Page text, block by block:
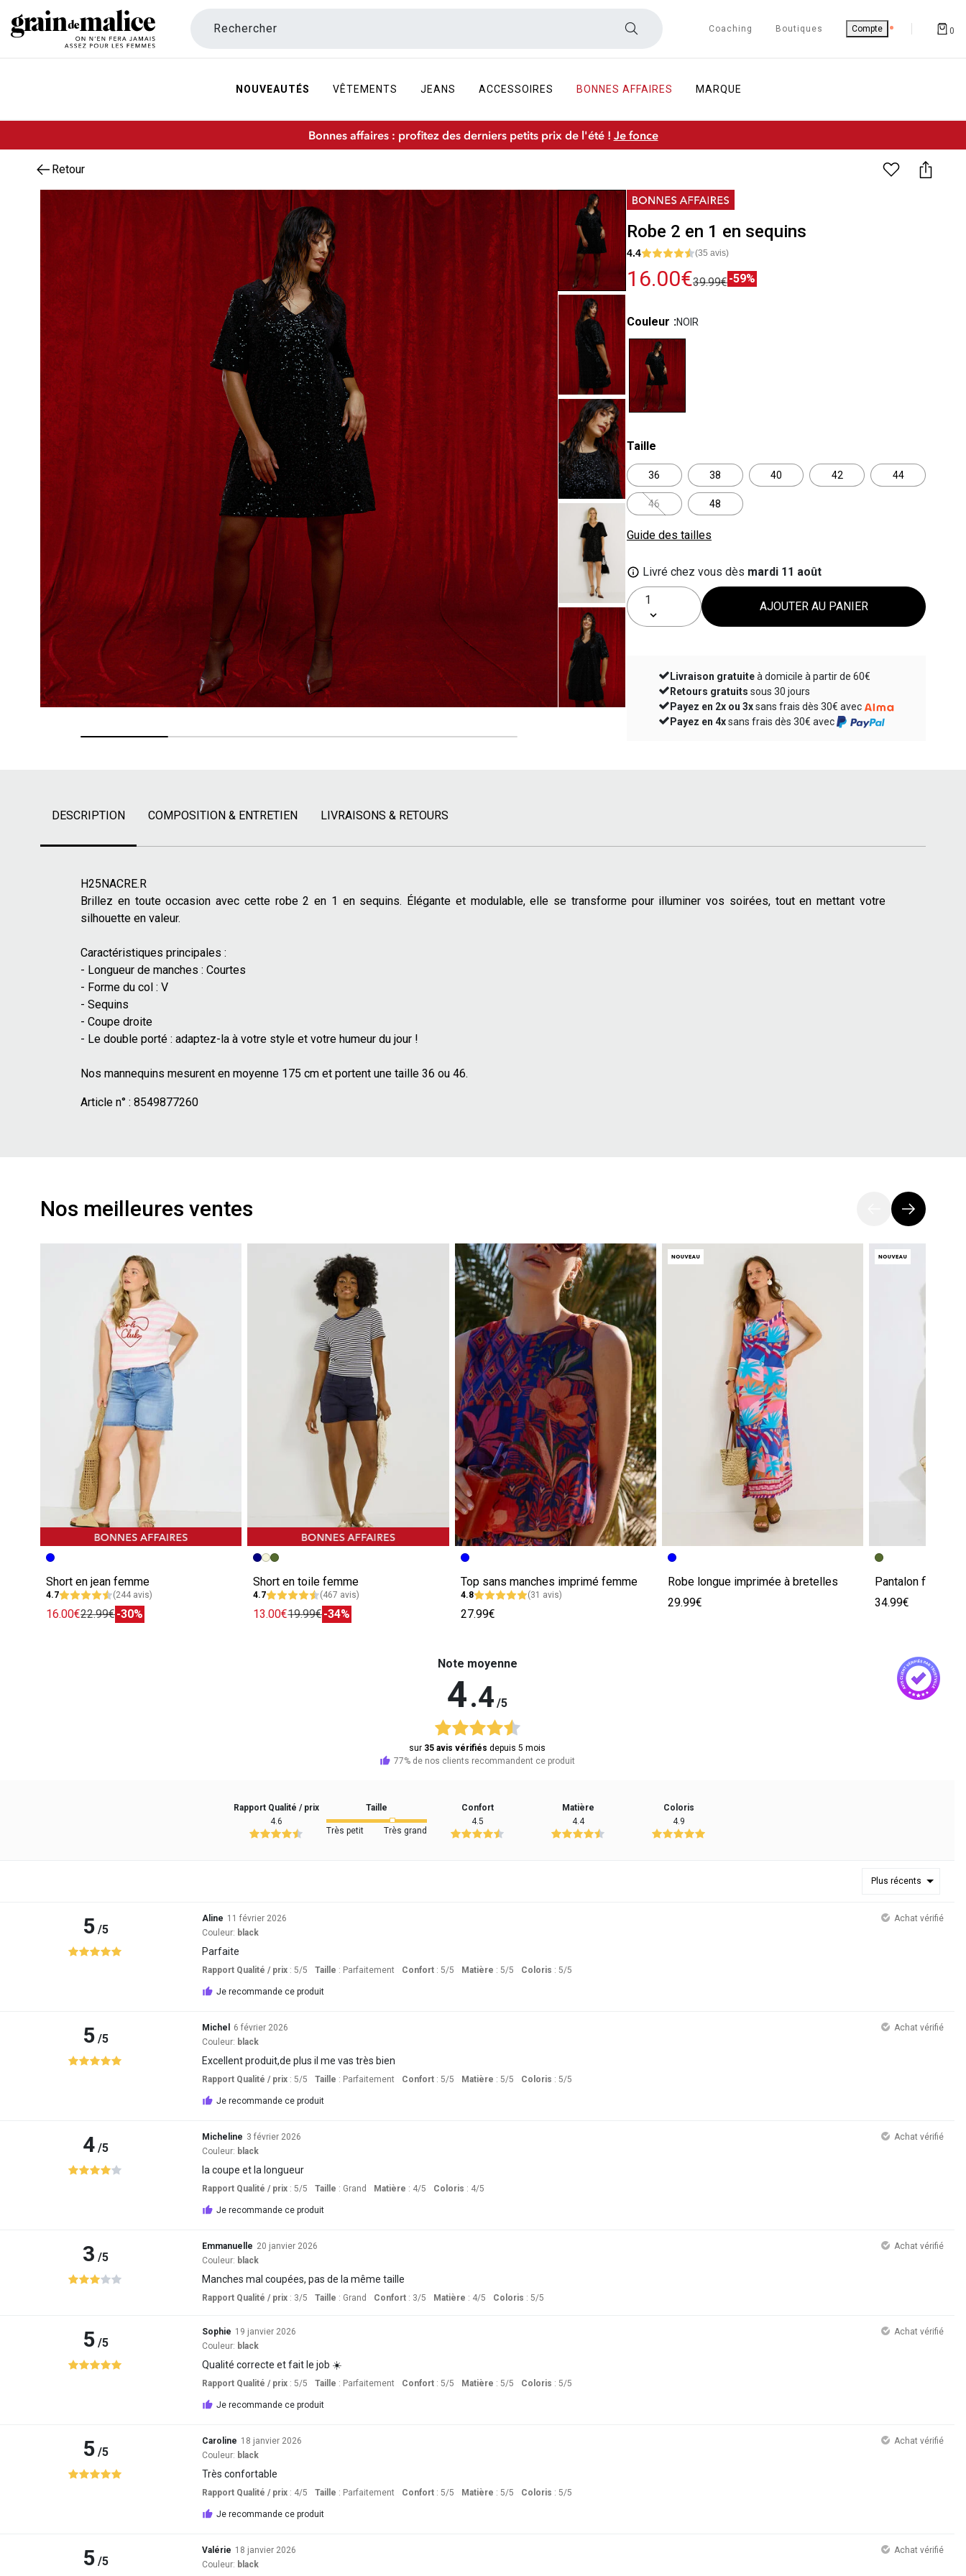
Rechercher Coaching Boutiques Compte 0
NOUVEAUTÉS VÊTEMENTS JEANS ACCESSOIRES BONNES AFFAIRES MARQUE
Bonnes affaires : profitez des derniers petits prix de l'été ! Je fonce
Retour
Robe 2 en 1 en sequins
4.4 (35 avis)
16.00€39.99€-59%
Couleur NOIR
Taille
36 38 40 42 44
46 48
Guide des tailles
Livré chez vous dès mardi 11 août
AJOUTER AU PANIER
Livraison gratuite
à domicile à partir de 60€
Retours gratuits
sous 30 jours
Payez en 2x ou 3x
sans frais dès 30€ avec
Payez en 4x
sans frais dès 30€ avec
DESCRIPTION COMPOSITION & ENTRETIEN LIVRAISONS & RETOURS
H25NACRE.R
Brillez en toute occasion avec cette robe 2 en 1 en sequins. Élégante et modulable, elle se transforme pour illuminer vos soirées, tout en mettant votre
silhouette en valeur.
Caractéristiques principales :
- Longueur de manches : Courtes
- Forme du col : V
- Sequins
- Coupe droite
- Le double porté : adaptez-la à votre style et votre humeur du jour !
Nos mannequins mesurent en moyenne 175 cm et portent une taille 36 ou 46.
Article n° : 8549877260
Nos meilleures ventes
Short en jean femme
4.7 (244 avis)
16.00€22.99€-30%
Short en toile femme
4.7 (467 avis)
13.00€19.99€-34%
Top sans manches imprimé femme
4.8 (31 avis)
27.99€
Robe longue imprimée à bretelles
29.99€
Pantalon fluide
34.99€
Note moyenne
4.4 /5
sur 35 avis vérifiés depuis 5 mois
77% de nos clients recommandent ce produit
Rapport Qualité / prix
4.6
Taille
Très petit Très grand
Confort
4.5
Matière
4.4
Coloris
4.9
Plus récents
5/5
Aline 11 février 2026
Achat vérifié
Couleur: black
Parfaite
Rapport Qualité / prix: 5/5 Taille : Parfaitement Confort: 5/5 Matière : 5/5 Coloris : 5/5
Je recommande ce produit
5/5
Michel 6 février 2026
Achat vérifié
Couleur: black
Excellent produit,de plus il me vas très bien
Rapport Qualité / prix: 5/5 Taille : Parfaitement Confort: 5/5 Matière : 5/5 Coloris : 5/5
Je recommande ce produit
4/5
Micheline 3 février 2026
Achat vérifié
Couleur: black
la coupe et la longueur
Rapport Qualité / prix: 5/5 Taille : Grand Matière : 4/5 Coloris : 4/5
Je recommande ce produit
3 /5
Emmanuelle 20 janvier 2026
Achat vérifié
Couleur: black
Manches mal coupées, pas de la même taille
Rapport Qualité / prix: 3/5 Taille : Grand Confort: 3/5 Matière : 4/5 Coloris : 5/5
5/5
Sophie 19 janvier 2026
Achat vérifié
Couleur: black
Qualité correcte et fait le job ☀️
Rapport Qualité / prix: 5/5 Taille : Parfaitement Confort: 5/5 Matière : 5/5 Coloris : 5/5
Je recommande ce produit
5/5
Caroline 18 janvier 2026
Achat vérifié
Couleur: black
Très confortable
Rapport Qualité / prix: 4/5 Taille : Parfaitement Confort: 5/5 Matière : 5/5 Coloris : 5/5
Je recommande ce produit
5/5
Valérie 18 janvier 2026
Achat vérifié
Couleur: black